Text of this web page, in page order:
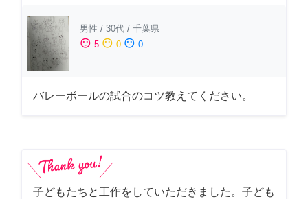
男性 / 30代 / 千葉県
sentiment_satisfied 5 sentiment_neutral 0 sentiment_dissatisfied 0
バレーボールの試合のコツ教えてください。
子どもたちと工作をしていただきました。子ども